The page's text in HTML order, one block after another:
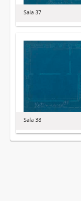
Sala 37
Sala 38